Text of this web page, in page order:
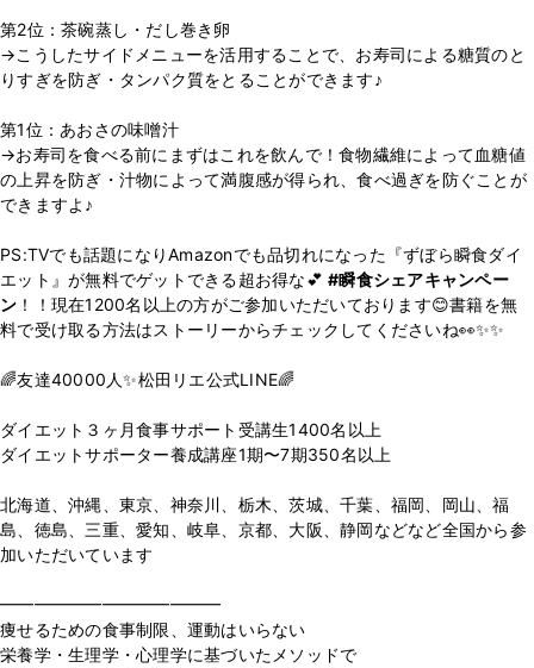
第2位：茶碗蒸し・だし巻き卵
→こうしたサイドメニューを活用することで、お寿司による糖質のと
りすぎを防ぎ・タンパク質をとることができます♪
第1位：あおさの味噌汁
→お寿司を食べる前にまずはこれを飲んで！食物繊維によって血糖値
の上昇を防ぎ・汁物によって満腹感が得られ、食べ過ぎを防ぐことが
できますよ♪
PS:TVでも話題になりAmazonでも品切れになった『ずぼら瞬食ダイ
エット』が無料でゲットできる超お得な💕 #瞬食シェアキャンペー
ン ！！現在1200名以上の方がご参加いただいております😊書籍を無
料で受け取る方法はストーリーからチェックしてくださいね👀✨✨
🌈友達40000人✨松田リエ公式LINE🌈
ダイエット３ヶ月食事サポート受講生1400名以上
ダイエットサポーター養成講座1期〜7期350名以上
北海道、沖縄、東京、神奈川、栃木、茨城、千葉、福岡、岡山、福
島、徳島、三重、愛知、岐阜、京都、大阪、静岡などなど全国から参
加いただいています
━━━━━━━━━━━━━
痩せるための食事制限、運動はいらない
栄養学・生理学・心理学に基づいたメソッドで